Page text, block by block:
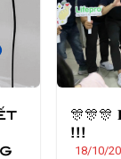
!!!
18/10/